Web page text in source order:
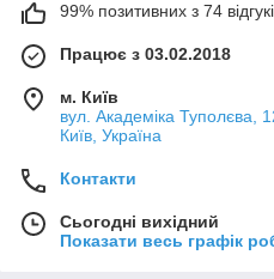
99% позитивних з 74
Працює з 03.02.2018
м. Київ
вул. Академіка Туполєва,
Київ, Україна
Контакти
Сьогодні вихідний
Показати весь графік